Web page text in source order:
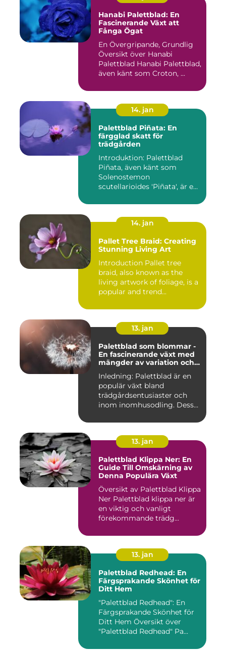
Hanabi Palettblad: En
Fascinerande Växt att
Fånga Ögat
En Övergripande, Grundlig
Översikt över Hanabi
Palettblad Hanabi Palettblad,
även känt som Croton, ...
14. jan
Palettblad Piñata: En
färgglad skatt för
trädgården
Introduktion: Palettblad
Piñata, även känt som
Solenostemon
scutellarioides 'Piñata', är en
14. jan
Pallet Tree Braid: Creating
Stunning Living Art
Introduction Pallet tree
braid, also known as the
living artwork of foliage, is a
popular and trend...
13. jan
Palettblad som blommar -
En fascinerande växt med
mängder av variation och
Inledning: Palettblad är en
populär växt bland
trädgårdsentusiaster och
inom inomhusodling. Dess
13. jan
Palettblad Klippa Ner: En
Guide Till Omskärning av
Denna Populära Växt
Översikt av Palettblad Klippa
Ner Palettblad klippa ner är
en viktig och vanligt
förekommande trädg...
13. jan
Palettblad Redhead: En
Färgsprakande Skönhet för
Ditt Hem
"Palettblad Redhead": En
Färgsprakande Skönhet för
Ditt Hem Översikt över
"Palettblad Redhead" Pa...